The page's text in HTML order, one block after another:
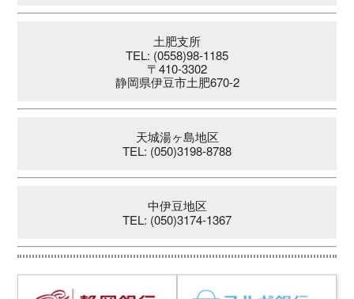
土肥支所
TEL: (0558)98-1185
〒410-3302
静岡県伊豆市土肥670-2
天城湯ヶ島地区
TEL: (050)3198-8788
中伊豆地区
TEL: (050)3174-1367